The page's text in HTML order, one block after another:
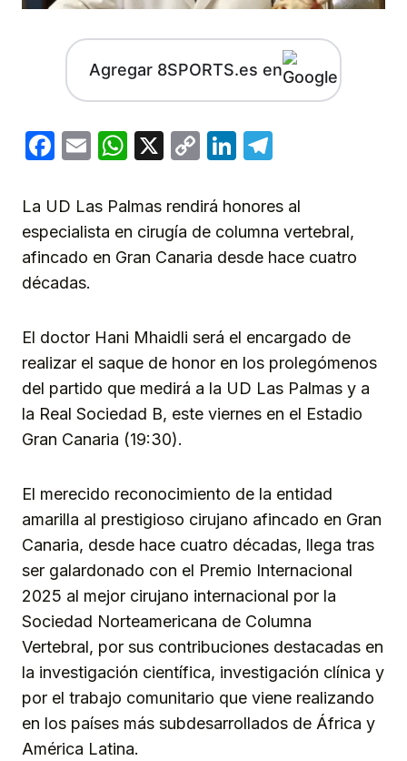
Agregar 8SPORTS.es en
Facebook
EmailWhatsApp
X
CopyLinkedIn
La UD Las Palmas rendirá honores al
especialista en cirugía de columna vertebral,
afincado en Gran Canaria desde hace cuatro
décadas.
El doctor Hani Mhaidli será el encargado de
realizar el saque de honor en los prolegómenos
del partido que medirá a la UD Las Palmas y a
la Real Sociedad B, este viernes en el Estadio
Gran Canaria (19:30).
El merecido reconocimiento de la entidad
amarilla al prestigioso cirujano afincado en Gran
Canaria, desde hace cuatro décadas, llega tras
ser galardonado con el Premio Internacional
2025 al mejor cirujano internacional por la
Sociedad Norteamericana de Columna
Vertebral, por sus contribuciones destacadas en
la investigación científica, investigación clínica y
por el trabajo comunitario que viene realizando
en los países más subdesarrollados de África y
América Latina.